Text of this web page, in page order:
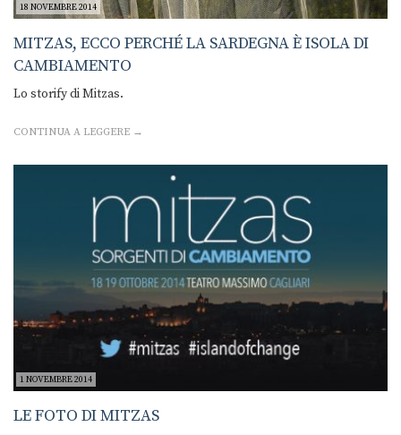
18 NOVEMBRE 2014
MITZAS, ECCO PERCHÉ LA SARDEGNA È ISOLA DI
CAMBIAMENTO
Lo storify di Mitzas.
CONTINUA A LEGGERE →
1 NOVEMBRE 2014
LE FOTO DI MITZAS